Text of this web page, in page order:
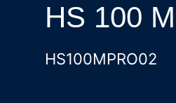
HS 100
HS100MPRO02